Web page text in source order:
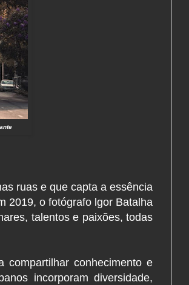
ruas e que capta a essência
2019, o fotógrafo lgor Batalha
talentos e paixões, todas
conhecimento e
incorporam diversidade,